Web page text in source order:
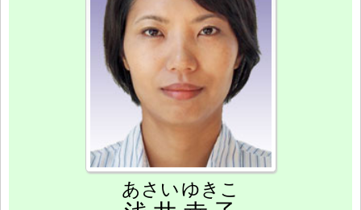
あさい ゆきこ